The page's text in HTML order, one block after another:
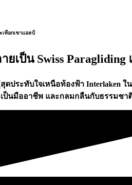
ทือกเขาแอลป์
เป็น Swiss
ระทับใจเหนือท้องฟ้า Interlaken
ป็นมืออาชีพ และกลมกลืนกับธรรมชา